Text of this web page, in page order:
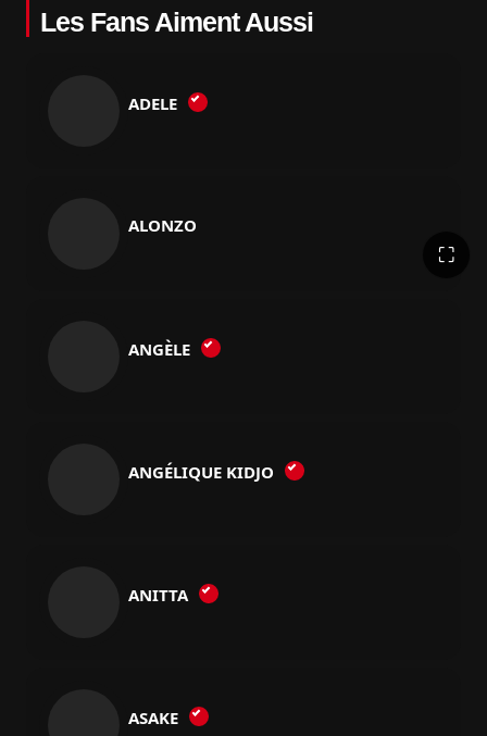
⛶
Les Fans Aiment Aussi
ADELE
ALONZO
ANGÈLE
ANGÉLIQUE KIDJO
ANITTA
ASAKE